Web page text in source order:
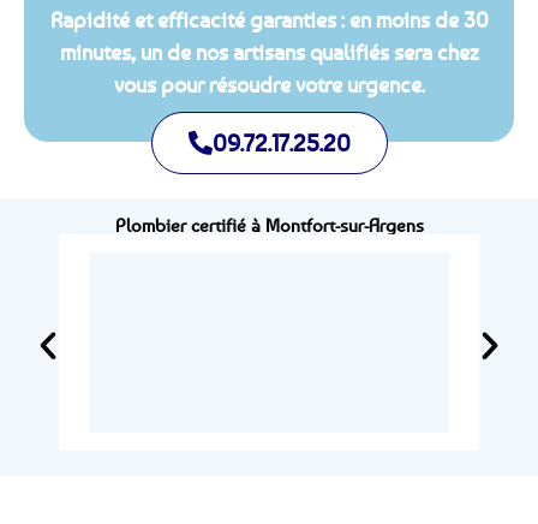
Rapidité et efficacité garanties : en moins de 30
minutes, un de nos artisans qualifiés sera chez
vous pour résoudre votre urgence.
09.72.17.25.20
Plombier certifié à Montfort-sur-Argens